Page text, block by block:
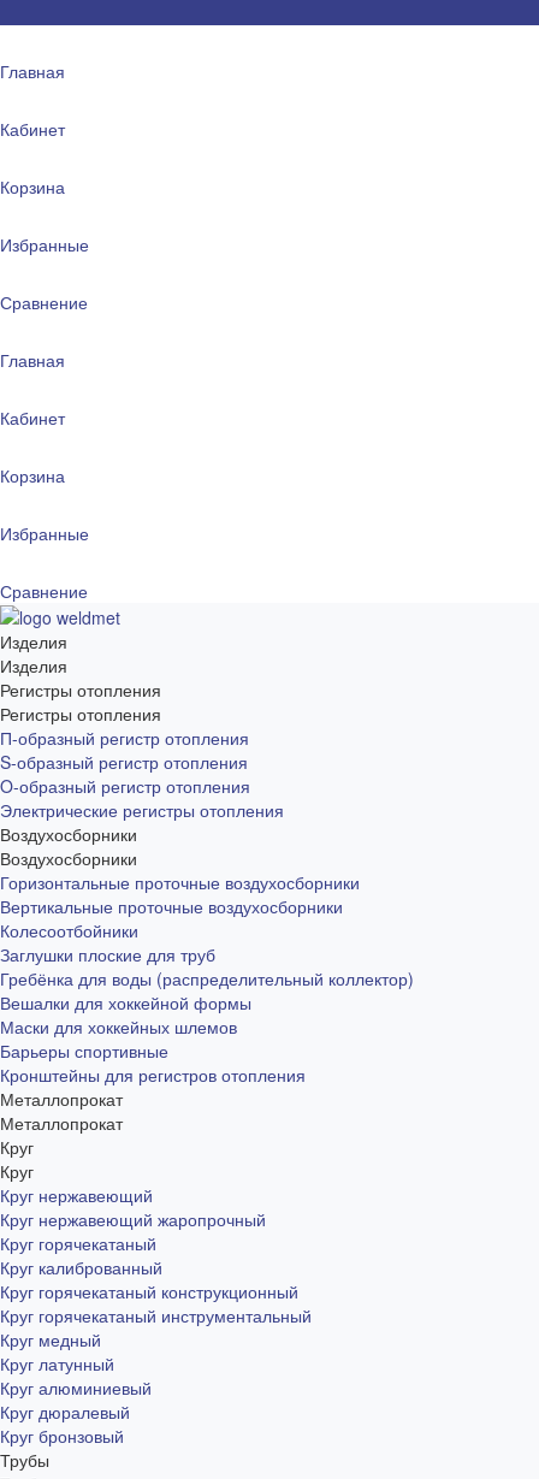
Главная
Кабинет
Корзина
Избранные
Сравнение
Главная
Кабинет
Корзина
Избранные
Сравнение
Изделия
Изделия
Регистры отопления
Регистры отопления
П-образный регистр отопления
S-образный регистр отопления
O-образный регистр отопления
Электрические регистры отопления
Воздухосборники
Воздухосборники
Горизонтальные проточные воздухосборники
Вертикальные проточные воздухосборники
Колесоотбойники
Заглушки плоские для труб
Гребёнка для воды (распределительный коллектор)
Вешалки для хоккейной формы
Маски для хоккейных шлемов
Барьеры спортивные
Кронштейны для регистров отопления
Металлопрокат
Металлопрокат
Круг
Круг
Круг нержавеющий
Круг нержавеющий жаропрочный
Круг горячекатаный
Круг калиброванный
Круг горячекатаный конструкционный
Круг горячекатаный инструментальный
Круг медный
Круг латунный
Круг алюминиевый
Круг дюралевый
Круг бронзовый
Трубы